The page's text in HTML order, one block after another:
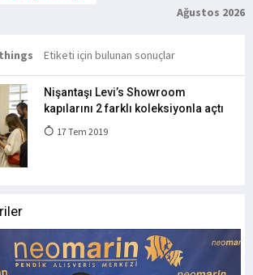
Ağustos 2026
Etiketi için bulunan sonuçlar
Nişantaşı Levi’s Showroom
kapılarını 2 farklı koleksiyonla açtı
17 Tem 2019